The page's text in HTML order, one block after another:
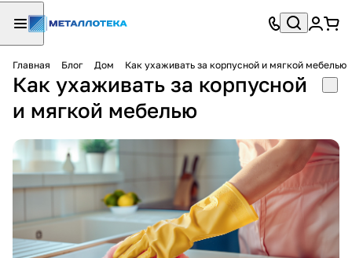
Главная Блог Дом Как ухаживать за корпусной и мягкой мебелью
Как ухаживать за корпусной
и мягкой мебелью